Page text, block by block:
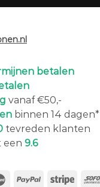
betalen
vanaf €50,-
binnen 14 dagen*
tevreden klanten
een 9.6